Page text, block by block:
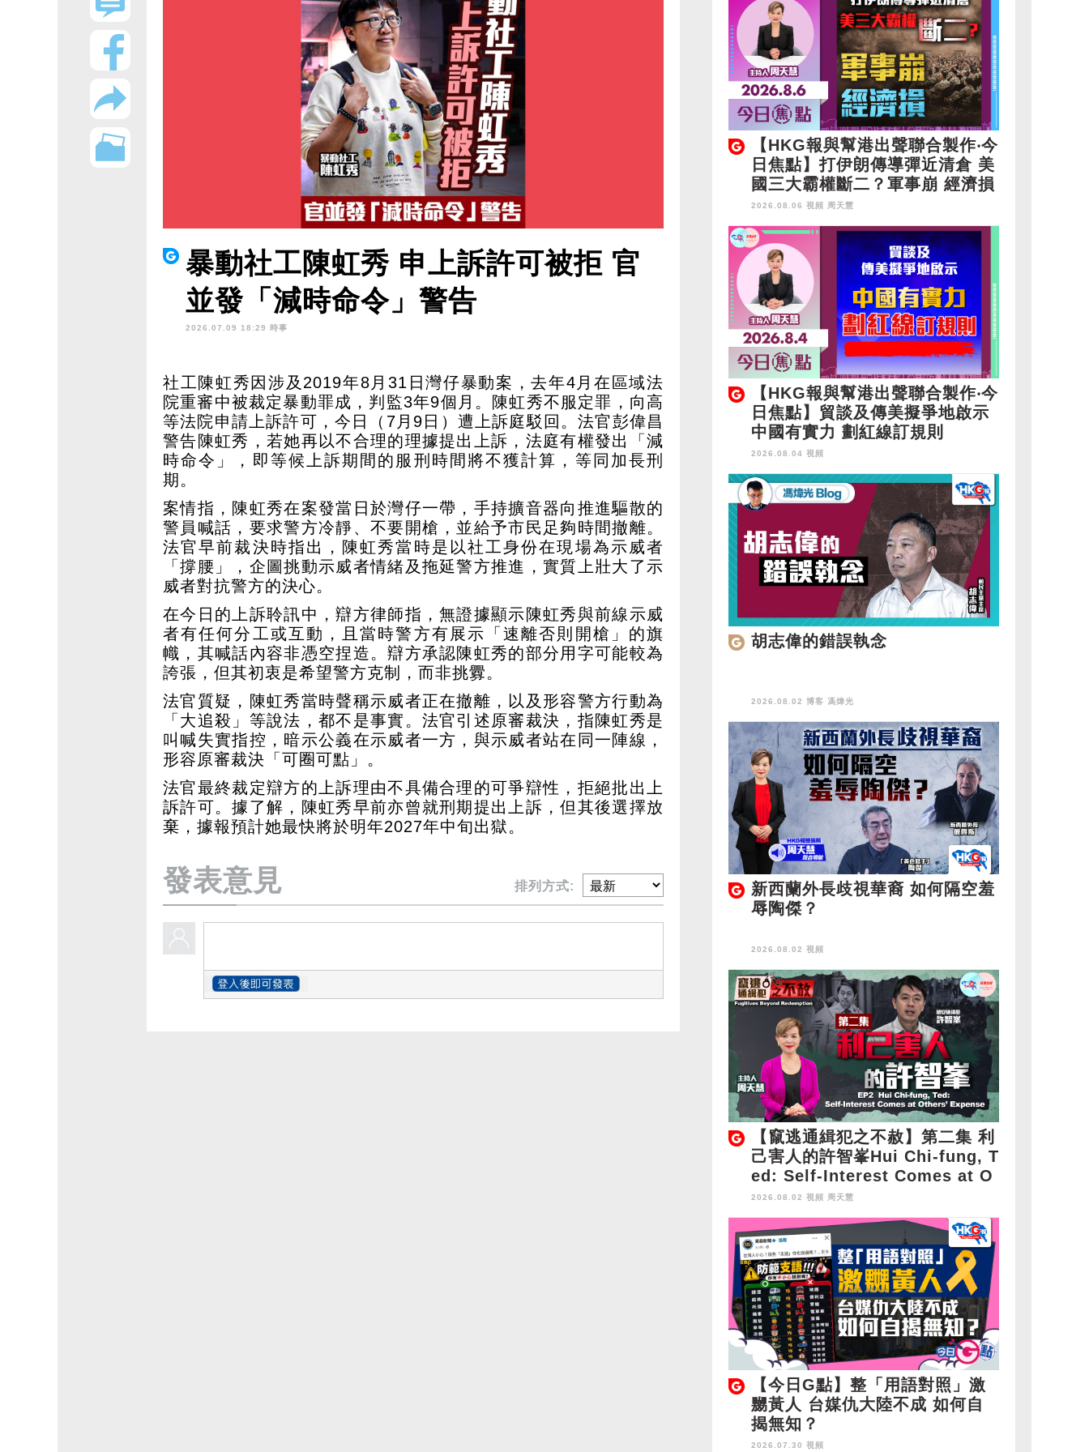
暴動社工陳虹秀 申上訴許可被拒 官
並發「減時命令」警告
2026.07.09 18:29 時事
社工陳虹秀因涉及2019年8月31日灣仔暴動案，去年4月在區域法
院重審中被裁定暴動罪成，判監3年9個月。陳虹秀不服定罪，向高
等法院申請上訴許可，今日（7月9日）遭上訴庭駁回。法官彭偉昌
警告陳虹秀，若她再以不合理的理據提出上訴，法庭有權發出「減
時命令」，即等候上訴期間的服刑時間將不獲計算，等同加長刑
期。
案情指，陳虹秀在案發當日於灣仔一帶，手持擴音器向推進驅散的
警員喊話，要求警方冷靜、不要開槍，並給予市民足夠時間撤離。
法官早前裁決時指出，陳虹秀當時是以社工身份在現場為示威者
「撐腰」，企圖挑動示威者情緒及拖延警方推進，實質上壯大了示
威者對抗警方的決心。
在今日的上訴聆訊中，辯方律師指，無證據顯示陳虹秀與前線示威
者有任何分工或互動，且當時警方有展示「速離否則開槍」的旗
幟，其喊話內容非憑空捏造。辯方承認陳虹秀的部分用字可能較為
誇張，但其初衷是希望警方克制，而非挑釁。
法官質疑，陳虹秀當時聲稱示威者正在撤離，以及形容警方行動為
「大追殺」等說法，都不是事實。法官引述原審裁決，指陳虹秀是
叫喊失實指控，暗示公義在示威者一方，與示威者站在同一陣線，
形容原審裁決「可圈可點」。
法官最終裁定辯方的上訴理由不具備合理的可爭辯性，拒絕批出上
訴許可。據了解，陳虹秀早前亦曾就刑期提出上訴，但其後選擇放
棄，據報預計她最快將於明年2027年中旬出獄。
發表意見 排列方式:
【HKG報與幫港出聲聯合製作‧今
日焦點】打伊朗傳導彈近清倉 美
國三大霸權斷二？軍事崩 經濟損
2026.08.06 視頻 周天慧
【HKG報與幫港出聲聯合製作‧今
日焦點】貿談及傳美擬爭地啟示
中國有實力 劃紅線訂規則
2026.08.04 視頻
胡志偉的錯誤執念
2026.08.02 博客 馮煒光
新西蘭外長歧視華裔 如何隔空羞
辱陶傑？
2026.08.02 視頻
【竄逃通緝犯之不赦】第二集 利
己害人的許智峯Hui Chi-fung, T
ed: Self-Interest Comes at O
thers' Expense
2026.08.02 視頻 周天慧
【今日G點】整「用語對照」激
嬲黃人 台媒仇大陸不成 如何自
揭無知？
2026.07.30 視頻